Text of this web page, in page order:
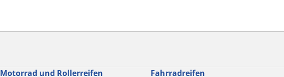
Motorrad und Rollerreifen Fahrradreifen